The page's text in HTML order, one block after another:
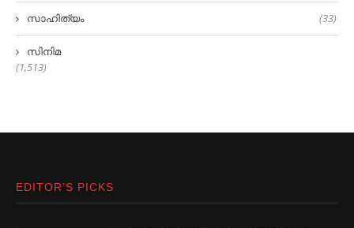
സാഹിത്യം (33)
സിനിമ
(1,513)
EDITOR’S PICKS